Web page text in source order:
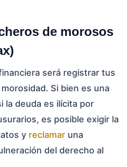
de morosos
será registrar tus
Si bien es una
la deuda es ilícita por
es posible exigir la
y reclamar una
del derecho al